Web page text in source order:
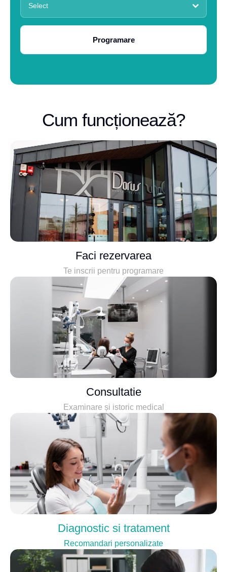
Select
Programare
Cum funcționează?
Faci rezervarea
Te inscrii pentru programare
Consultatie
Examinare și istoric medical
Diagnostic si tratament
Recomandari personalizate